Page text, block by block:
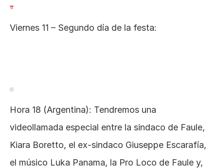
Viernes 11 – Segundo día de la festa:
Hora 18 (Argentina): Tendremos una
videollamada especial entre la sindaco de Faule,
Kiara Boretto, el ex-sindaco Giuseppe Escarafía,
el músico Luka Panama, la Pro Loco de Faule y,